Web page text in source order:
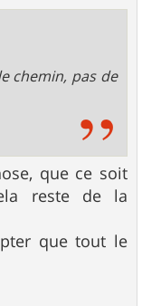
chemin, pas de
que ce soit
reste de la
que tout le